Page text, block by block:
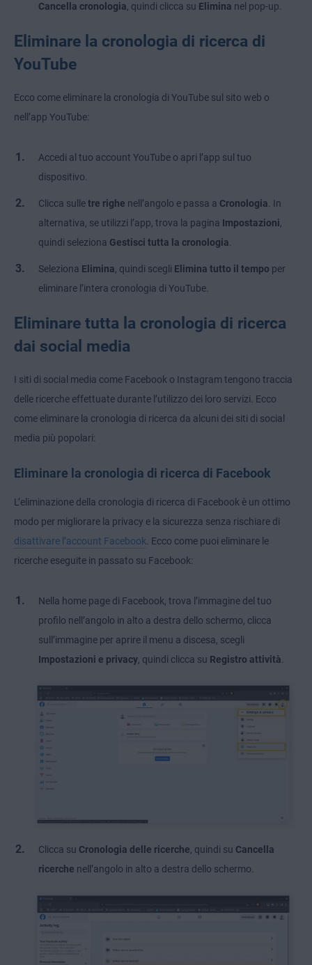
Cancella cronologia, quindi clicca su Elimina nel pop-up.
Eliminare la cronologia di ricerca di
YouTube
Ecco come eliminare la cronologia di YouTube sul sito web o
nell’app YouTube:
Accedi al tuo account YouTube o apri l’app sul tuo
dispositivo.
Clicca sulletre righe nell’angolo e passa a Cronologia. In
alternativa, se utilizzi l’app, trova la pagina Impostazioni,
quindi seleziona Gestisci tutta la cronologia.
Seleziona Elimina, quindi scegli Elimina tutto il tempo per
eliminare l’intera cronologia di YouTube.
Eliminare tutta la cronologia di ricerca
dai social media
I siti di social media come Facebook o Instagram tengono traccia
delle ricerche effettuate durante l’utilizzo dei loro servizi. Ecco
come eliminare la cronologia di ricerca da alcuni dei siti di social
media più popolari:
Eliminare la cronologia di ricerca di Facebook
L’eliminazione della cronologia di ricerca di Facebook è un ottimo
modo per migliorare la privacy e la sicurezza senza rischiare di
disattivare l’account Facebook. Ecco come puoi eliminare le
ricerche eseguite in passato su Facebook:
Nella home page di Facebook, trova l’immagine del tuo
profilo nell’angolo in alto a destra dello schermo, clicca
sull’immagine per aprire il menu a discesa, scegli
Impostazioni e privacy, quindi clicca su Registro attività.
Clicca su Cronologia delle ricerche , quindi su Cancella
ricerche nell’angolo in alto a destra dello schermo.